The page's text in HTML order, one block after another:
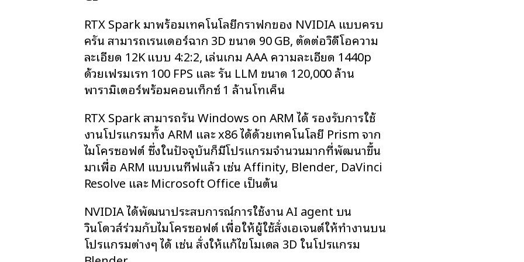
RTX Spark มาพร้อมเทคโนโลยีกราฟิกของ NVIDIA แบบครบ
ครัน สามารถเรนเดอร์ฉาก 3D ขนาด 90 GB, ตัดต่อวิดีโอความ
ละเอียด 12K แบบ 4:2:2, เล่นเกม AAA ความละเอียด 1440p
ด้วยเฟรมเรท 100 FPS และ รัน LLM ขนาด 120,000 ล้าน
พารามิเตอร์พร้อมคอนเท็กซ์ 1 ล้านโทเค็น
RTX Spark สามารถรัน Windows on ARM ได้ รองรับการใช้
งานโปรแกรมทั้ง ARM และ x86 ได้ด้วยเทคโนโลยี Prism จาก
ไมโครซอฟต์ ซึ่งในปัจจุบันก็มีโปรแกรมจำนวนมากที่พัฒนาขึ้น
มาเพื่อ ARM แบบเนทีฟแล้ว เช่น Affinity, Blender, DaVinci
Resolve และ Microsoft Office เป็นต้น
NVIDIA ได้พัฒนาประสบการณ์การใช้งาน AI agent บน
วินโดวส์ร่วมกับไมโครซอฟต์ เพื่อให้ผู้ใช้สั่งเอเจนต์ให้ทำงานบน
โปรแกรมต่างๆ ได้ เช่น สั่งให้แก้ไขโมเดล 3D ในโปรแกรม